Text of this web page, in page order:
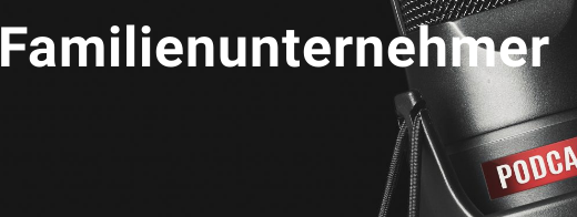
Familienunternehmer